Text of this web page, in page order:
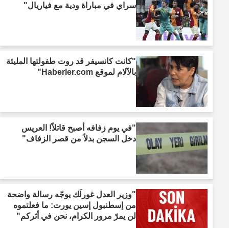
سراي في مباراة ودية مع فياريال"
"كانت كانسيفر قد روت طفولتها المليئة
بالآلام لموقع Haberler.com"
"في يوم زفافه أصبح قاتلاً! العريس
دخل السجن بدلاً من قصر الزفاف"
"وزير العدل غورلَك يوجّه رسالة واضحة
من إسطنبول إسين يورت: ما فعلتموه
لن يمرّ مرور الكرام، نحن في أثركم"